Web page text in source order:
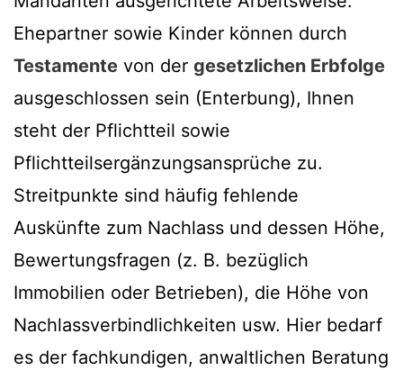
Ehepartner sowie Kinder können durch
Testamente von der gesetzlichen Erbfolge
ausgeschlossen sein (Enterbung), Ihnen
steht der Pflichtteil sowie
Pflichtteilsergänzungsansprüche zu.
Streitpunkte sind häufig fehlende
Auskünfte zum Nachlass und dessen Höhe,
Bewertungsfragen (z. B. bezüglich
Immobilien oder Betrieben), die Höhe von
Nachlassverbindlichkeiten usw. Hier bedarf
es der fachkundigen, anwaltlichen Beratung